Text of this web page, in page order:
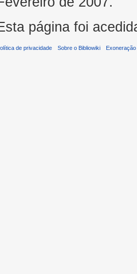
página foi
de privacidade Sobre o Bibliowiki